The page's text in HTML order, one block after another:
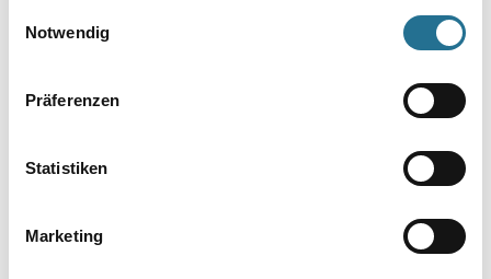
Notwendig
Präferenzen
Statistiken
Marketing